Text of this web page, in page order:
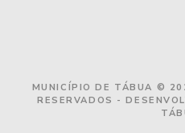
MUNICÍPIO DE TÁBUA ©
RESERVADOS -